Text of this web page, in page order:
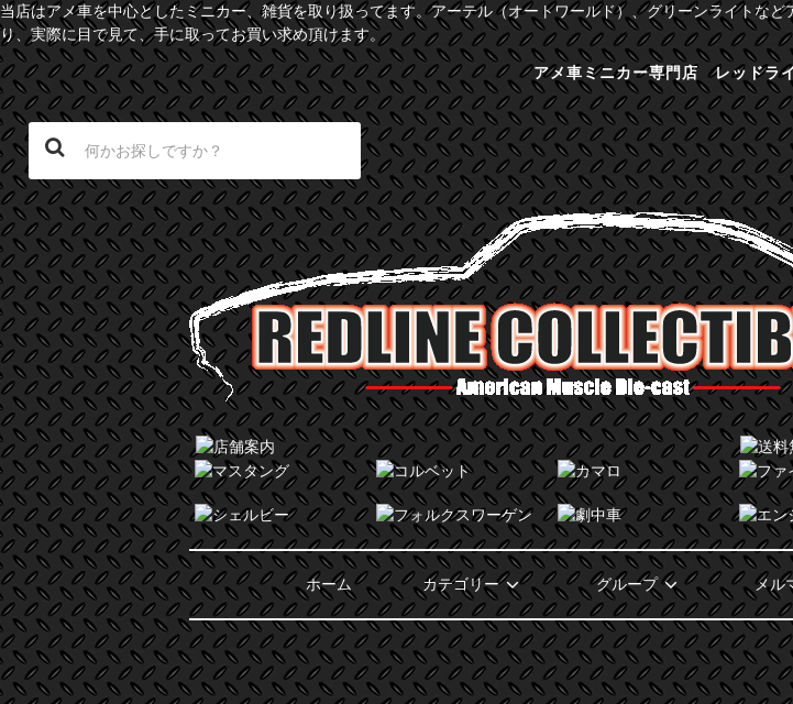
当店はアメ車を中心としたミニカー、雑貨を取り扱ってます。アーテル（オートワールド）、グリーンライトな
り、実際に目で見て、手に取ってお買い求め頂けます。
アメ車ミニカー専門店 レッドラ
ホーム カテゴリー グループ メル